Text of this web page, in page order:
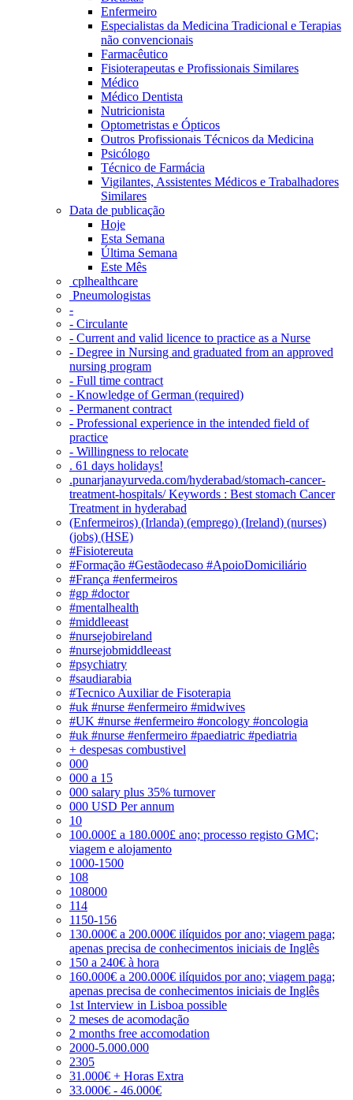
Enfermeiro
Especialistas da Medicina Tradicional e Terapias
não convencionais
Farmacêutico
Fisioterapeutas e Profissionais Similares
Médico
Médico Dentista
Nutricionista
Optometristas e Ópticos
Outros Profissionais Técnicos da Medicina
Psicólogo
Técnico de Farmácia
Vigilantes, Assistentes Médicos e Trabalhadores
Similares
Data de publicação
Hoje
Esta Semana
Última Semana
Este Mês
‎ cplhealthcare‬
Pneumologistas
-
- Circulante
- Current and valid licence to practice as a Nurse
- Degree in Nursing and graduated from an approved
nursing program
- Full time contract
- Knowledge of German (required)
- Permanent contract
- Professional experience in the intended field of
practice
- Willingness to relocate
. 61 days holidays!
.punarjanayurveda.com/hyderabad/stomach-cancer-
treatment-hospitals/ Keywords : Best stomach Cancer
Treatment in hyderabad
(Enfermeiros) (Irlanda) (emprego) (Ireland) (nurses)
(jobs) (HSE)
#Fisiotereuta
#Formação #Gestãodecaso #ApoioDomiciliário
#França #enfermeiros
#gp #doctor
#mentalhealth
#middleeast
#nursejobireland
#nursejobmiddleeast
#psychiatry
#saudiarabia
#Tecnico Auxiliar de Fisoterapia
#uk #nurse #enfermeiro #midwives
#UK #nurse #enfermeiro #oncology #oncologia
#uk #nurse #enfermeiro #paediatric #pediatria
+ despesas combustivel
000
000 a 15
000 salary plus 35% turnover
000 USD Per annum
10
100.000£ a 180.000£ ano; processo registo GMC;
viagem e alojamento
1000-1500
108
108000
114
1150-156
130.000€ a 200.000€ ilíquidos por ano; viagem paga;
apenas precisa de conhecimentos iniciais de Inglês
150 a 240€ à hora
160.000€ a 200.000€ ilíquidos por ano; viagem paga;
apenas precisa de conhecimentos iniciais de Inglês
1st Interview in Lisboa possible
2 meses de acomodação
2 months free accomodation
2000-5.000.000
2305
31.000€ + Horas Extra
33.000€ - 46.000€